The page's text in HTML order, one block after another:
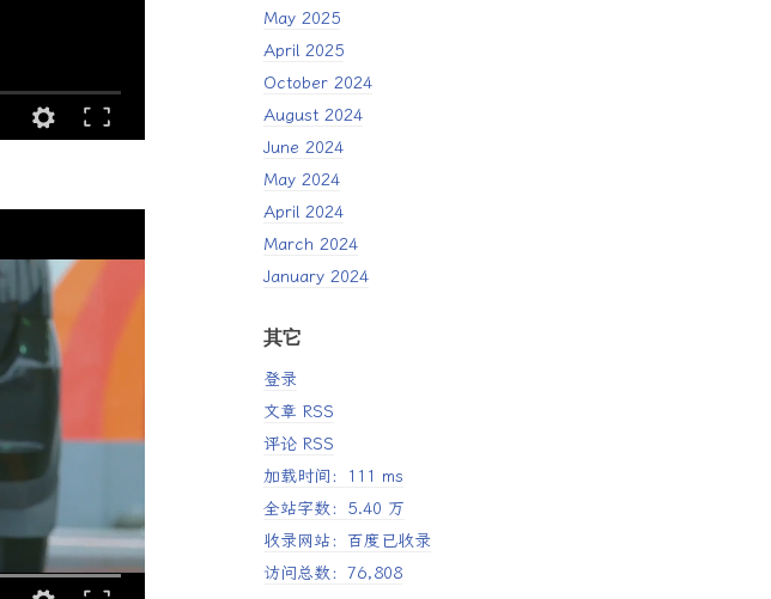
May 2025
April 2025
October 2024
August 2024
June 2024
May 2024
April 2024
March 2024
January 2024
其它
登录
文章 RSS
评论 RSS
加载时间：111 ms
全站字数：5.40 万
收录网站：百度已收录
访问总数：76,808